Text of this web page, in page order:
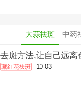
大蒜祛斑 中药
去斑方法,让自己远离
藏红花祛斑 10-03